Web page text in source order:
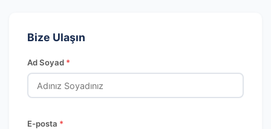
Bize Ulaşın
Ad Soyad *
E-posta *